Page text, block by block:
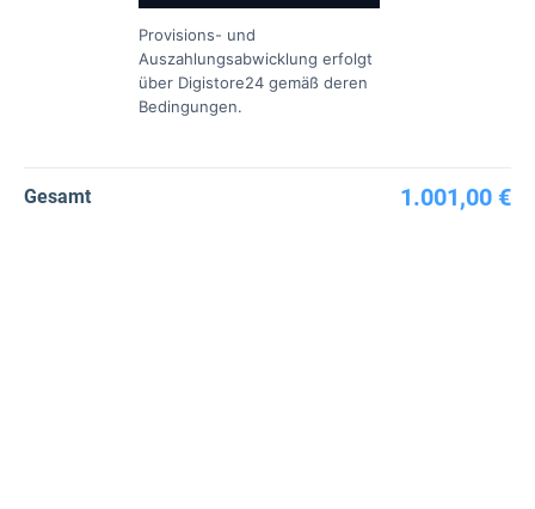
Provisions- und
Auszahlungsabwicklung erfolgt
über Digistore24 gemäß deren
Bedingungen.
Gesamt 1.001,00 €